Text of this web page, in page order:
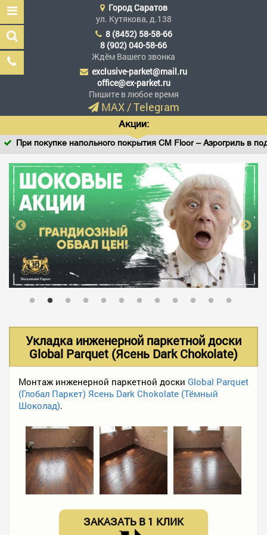
Эксклюзив Паркет
Мы сделали эксклюзив
доступным
ГЛАВНАЯ
АССОРТИМЕНТ
В НАЛИЧИИ
АКЦИИ
ФОТО РАБОТ
КОНТАКТЫ
ПОЛЕЗНОЕ
ГородСаратов
ул. Кутякова, д.138
8 (8452) 58-58-66
8 (902) 040-58-66
Ждём Вашего звонка
exclusive-parket@mail.ru
office@ex-parket.ru
Пишите в любое время
MAX/Telegram
Акции:
При покупке напольного покрытия CM Floor – Аэрогриль в
Укладка инженерной паркетной доски
Global Parquet (Ясень Dark Chokolate)
Монтаж инженерной паркетной доски Global Parquet
(Глобал Паркет) Ясень Dark Chokolate (Тёмный
Шоколад).
ЗАКАЗАТЬ В 1 КЛИК